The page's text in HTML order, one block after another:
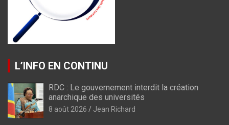
L’INFO EN CONTINU
RDC : Le gouvernement interdit la création
anarchique des universités
8 août 2026 Jean Richard